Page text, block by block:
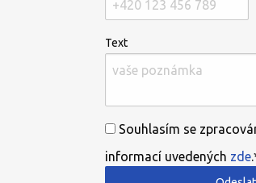
Text
Souhlasím se
informací uvedených zde